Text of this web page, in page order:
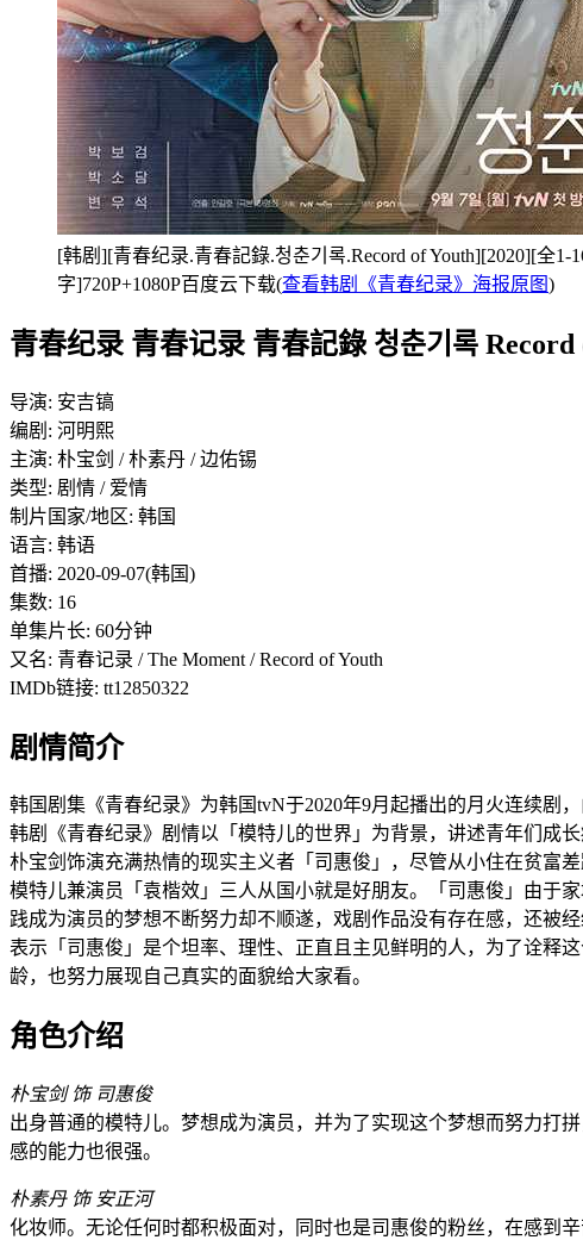
[韩剧][青春纪录.青春記錄.청춘기록.Record of Youth][2020][全1-
字]720P+1080P百度云下载(查看韩剧《青春纪录》海报原图)
青春纪录 青春记录 青春記錄 청춘기록 Record
导演: 安吉镐
编剧: 河明熙
主演: 朴宝剑 / 朴素丹 / 边佑锡
类型: 剧情 / 爱情
制片国家/地区: 韩国
语言: 韩语
首播: 2020-09-07(韩国)
集数: 16
单集片长: 60分钟
又名: 青春记录 / The Moment / Record of Youth
IMDb链接: tt12850322
剧情简介
韩国剧集《青春纪录》为韩国tvN于2020年9月起播出的月火连续剧
韩剧《青春纪录》剧情以「模特儿的世界」为背景，讲述青年们成
朴宝剑饰演充满热情的现实主义者「司惠俊」，尽管从小住在贫富
模特儿兼演员「袁楷效」三人从国小就是好朋友。「司惠俊」由于
践成为演员的梦想不断努力却不顺遂，戏剧作品没有存在感，还被
表示「司惠俊」是个坦率、理性、正直且主见鲜明的人，为了诠释
龄，也努力展现自己真实的面貌给大家看。
角色介绍
朴宝剑 饰 司惠俊
出身普通的模特儿。梦想成为演员，并为了实现这个梦想而努力打
感的能力也很强。
朴素丹 饰 安正河
化妆师。无论任何时都积极面对，同时也是司惠俊的粉丝，在感到